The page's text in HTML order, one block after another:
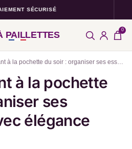
SÉCURISÉ
PAILLETTES 0
pochette du soir : organiser ses essentiels avec élégance
à la pochette
ses
élégance